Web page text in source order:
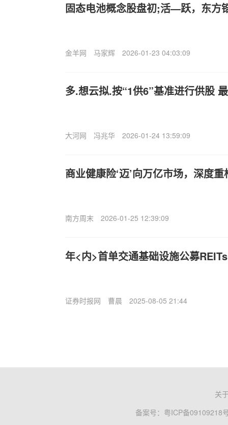
固态电池概念股盘初;活—跃，东方
金羊网 马家辉 2026-01-23 04:03:09
多.想云拟.按“1供6”基准进行供股
大河网 冯兆华 2026-01-24 13:59:09
商业健康险‘迈’向万亿市场，深度
南方周末 2026-01-25 12:39:09
年<内>首单交通基础设施公募
证券时报网 曹晨 2025-08-05 21:44
关
备案号： 粤ICP备09109218